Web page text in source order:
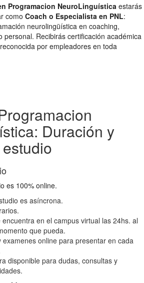
Programacion NeuroLinguística estarás
como Coach o Especialista en PNL:
neurolingüística en coaching,
personal. Recibirás certificación académica
por empleadores en toda
Duración y
es 100% online.
es asíncrona.
en el campus virtual las 24hs. al
que pueda.
examenes online para presentar en cada
disponible para dudas, consultas y